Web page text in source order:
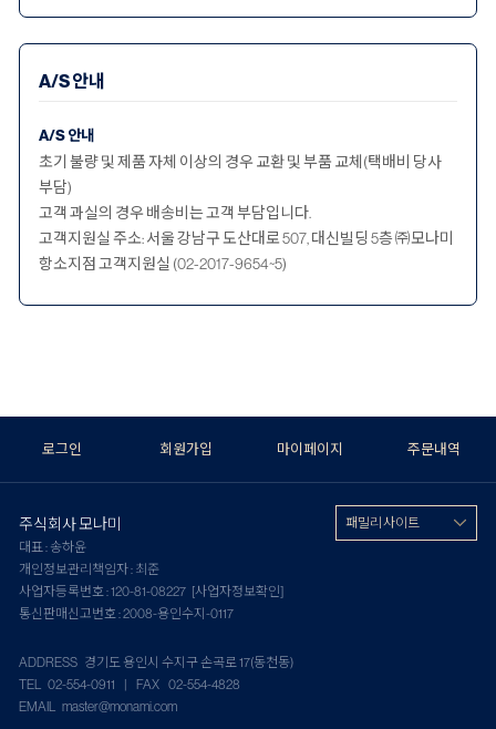
A/S 안내
A/S 안내
초기 불량 및 제품 자체 이상의 경우 교환 및 부품 교체(택배비 당사
부담)
고객 과실의 경우 배송비는 고객 부담입니다.
고객지원실 주소: 서울 강남구 도산대로 507, 대신빌딩 5층 ㈜모나미
항소지점 고객지원실 (02-2017-9654~5)
로그인 회원가입 마이페이지 주문내역
주식회사 모나미
대표 : 송하윤
개인정보관리책임자 : 최준
사업자등록번호 : 120-81-08227 [사업자정보확인]
통신판매신고번호 : 2008-용인수지-0117
ADDRESS 경기도 용인시 수지구 손곡로 17(동천동)
TEL 02-554-0911 | FAX 02-554-4828
EMAIL master@monami.com
패밀리 사이트